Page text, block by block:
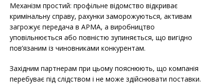
Механізм простий: профільне відомство відкриває
кримінальну справу, рахунки заморожуються, активам
загрожує передача в АРМА, а виробництво
уповільнюється або повністю зупиняється, що вигідно
пов’язаним із чиновниками конкурентам.
Західним партнерам при цьому пояснюють, що компанія
перебуває під слідством і не може здійснювати поставки.